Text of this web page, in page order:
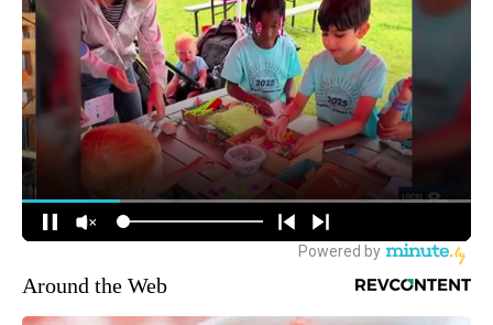
Around the Web